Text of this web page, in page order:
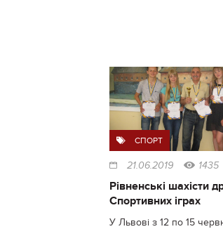
СПОРТ
21.06.2019 1435
Рівненські шахісти
Спортивних іграх
У Львові з 12 по 15